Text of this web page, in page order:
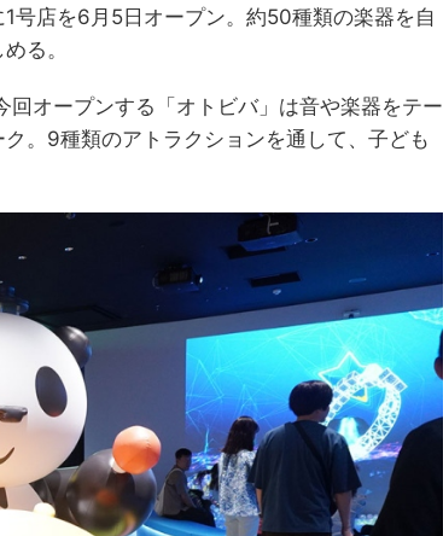
号店を6月5日オープン。約50種類の楽器を自
る。
オープンする「オトビバ」は音や楽器をテー
。9種類のアトラクションを通して、子ども